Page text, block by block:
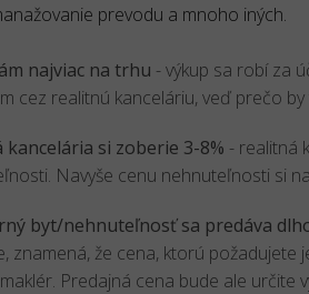
prevodu a mnoho iných.
najviac na trhu - výkup sa robí za
cez realitnú kanceláriu, veď prečo
kancelária si zoberie 3-8% - realitná
Navyše cenu nehnuteľnosti si
byt/nehnuteľnosť sa predáva
znamená, že cena, ktorú
Predajná cena bude ale určite